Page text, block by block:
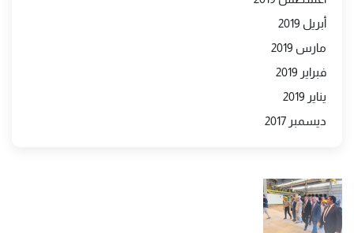
أبريل 2019
مارس 2019
فبراير 2019
يناير 2019
ديسمبر 2017